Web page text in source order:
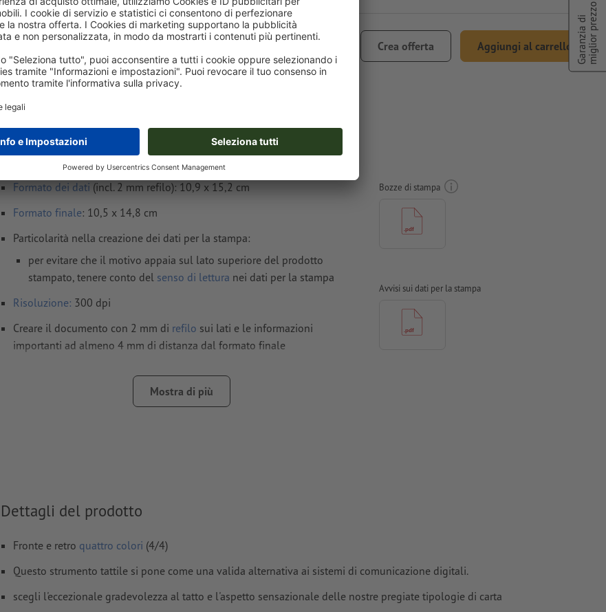
IVA esclusa
€ 63,60
incl. 22% IVA
€ 77,59 Crea offerta Aggiungi al carrello
Consegna all' incirca:
gio 13 ago - ven 14 ago
Peso: ca.37,3 g
Avvisi sui dati per la stampa Cartoline, A6
Formato dei dati (incl. 2 mm refilo): 10,9 x 15,2 cm
Formato finale: 10,5 x 14,8 cm
Particolarità nella creazione dei dati per la stampa:
per evitare che il motivo appaia sul lato superiore del prodotto
stampato, tenere conto del senso di lettura nei dati per la stampa
Risoluzione: 300 dpi
Creare il documento con 2 mm di refilo sui lati e le informazioni
importanti ad almeno 4 mm di distanza dal formato finale
FOGRA52 (PSO Uncoated v3 FOGRA52) per carte non patinate
Mostra di più
Bozze di stampa
Avvisi sui dati per la stampa
Dettagli del prodotto
Fronte e retro quattro colori (4/4)
Questo strumento tattile si pone come una valida alternativa ai sistemi di comunicazione digitali.
scegli l'eccezionale gradevolezza al tatto e l'aspetto sensazionale delle nostre pregiate tipologie di carta
Garanzia dimiglior prezzo